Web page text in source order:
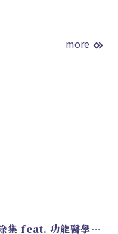
more
EP.220 好久不見！2026 試錄集 feat. 功能醫學營養師 美寶